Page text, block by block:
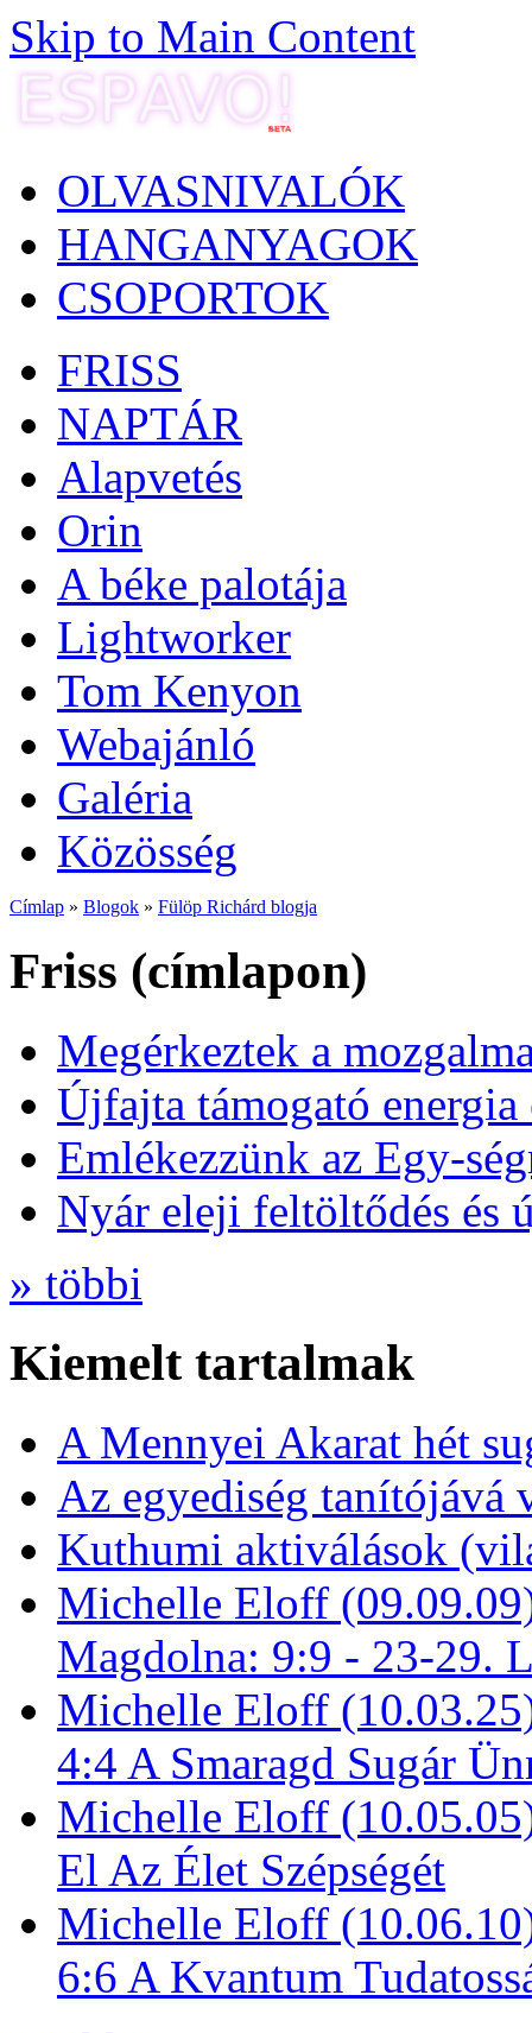
Skip to Main Content
OLVASNIVALÓK
HANGANYAGOK
CSOPORTOK
FRISS
NAPTÁR
Alapvetés
Orin
A béke palotája
Lightworker
Tom Kenyon
Webajánló
Galéria
Közösség
Címlap » Blogok » Fülöp Richárd blogja
Friss (címlapon)
Megérkeztek a
Újfajta támogató
Emlékezzünk az Egy-
Nyár eleji feltöltődés és
» többi
Kiemelt tartalmak
A Mennyei Akarat hét
Az egyediség tanítójává
Kuthumi aktiválások
Michelle Eloff
Magdolna: 9:9 - 23-29.
Michelle Eloff
4:4 A Smaragd Sugár
Michelle Eloff
El Az Élet Szépségét
Michelle Eloff
6:6 A Kvantum